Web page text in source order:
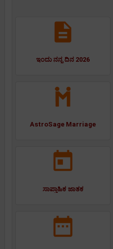
ಇಂದು ನನ್ನ ದಿನ 2026
AstroSage Marriage
ಸಾಪ್ತಾಹಿಕ ಜಾತಕ